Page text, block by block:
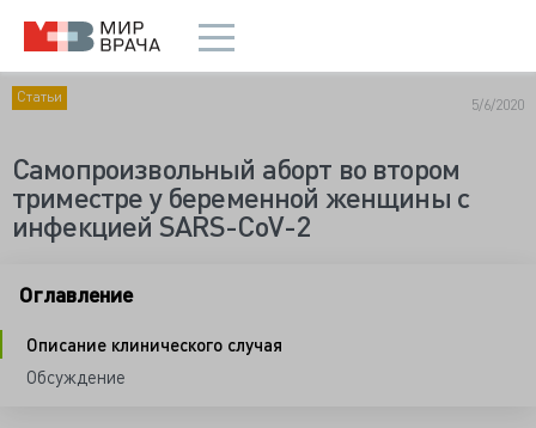
Статьи 5/6/2020
Самопроизвольный аборт во втором
триместре у беременной женщины с
инфекцией SARS-CoV-2
Оглавление
Описание клинического случая
Обсуждение